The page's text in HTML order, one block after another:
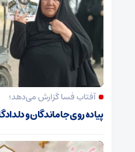
آفتاب فسا گزارش می‌دهد؛
پیاده روی جاماندگان و